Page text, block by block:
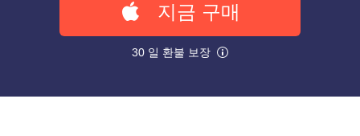
지금 구매
30 일 환불 보장